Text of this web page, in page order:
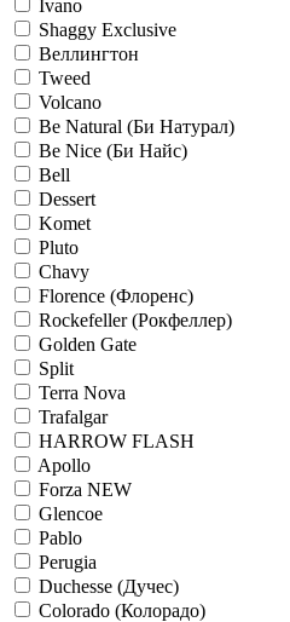
Ivano
Shaggy Exclusive
Веллингтон
Tweed
Volcano
Be Natural (Би Натурал)
Be Nice (Би Найс)
Bell
Dessert
Komet
Pluto
Chavy
Florence (Флоренс)
Rockefeller (Рокфеллер)
Golden Gate
Split
Terra Nova
Trafalgar
HARROW FLASH
Apollo
Forza NEW
Glencoe
Pablo
Perugia
Duchesse (Дучес)
Colorado (Колорадо)